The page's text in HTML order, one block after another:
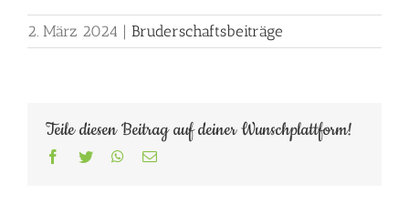
2. März 2024 | Bruderschaftsbeiträge
Teile diesen Beitrag auf deiner Wunschplattform!
Facebook
Twitter WhatsApp
E-